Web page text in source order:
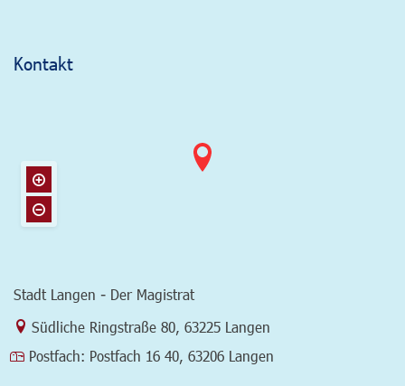
Kontakt
Stadt Langen - Der Magistrat
Link zur Google-Maps Navigation
Südliche Ringstraße 80, 63225 Langen
Postfach: Postfach 16 40, 63206 Langen